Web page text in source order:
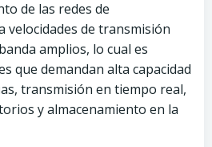
de las redes de
velocidades de transmisión
amplios, lo cual es
que demandan alta capacidad
transmisión en tiempo real,
y almacenamiento en la